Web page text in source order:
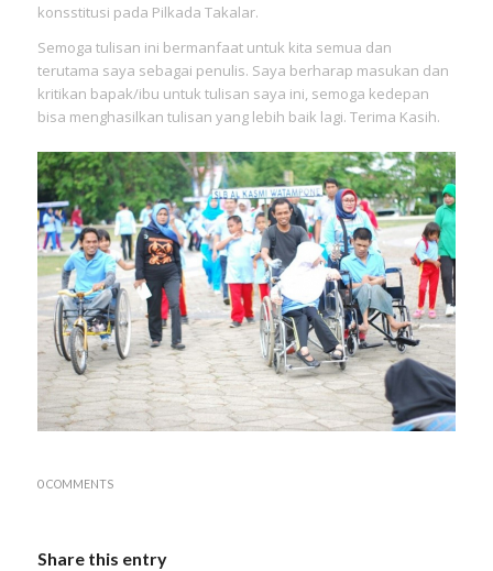
konsstitusi pada Pilkada Takalar.
Semoga tulisan ini bermanfaat untuk kita semua dan
terutama saya sebagai penulis. Saya berharap masukan dan
kritikan bapak/ibu untuk tulisan saya ini, semoga kedepan
bisa menghasilkan tulisan yang lebih baik lagi. Terima Kasih.
0 COMMENTS
Share this entry